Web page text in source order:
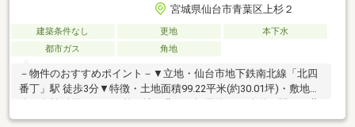
宮城県仙台市青葉区上杉２
建築条件なし 更地
本下水
都市ガス
角地
－物件のおすすめポイント－▼立地・仙台市地下鉄南北線「北四
番丁」駅 徒歩3分▼特徴・土地面積99.22平米(約30.01坪)・敷地全
側約8.3m・西側約13m・建築条件付宅地販売ではありません・お